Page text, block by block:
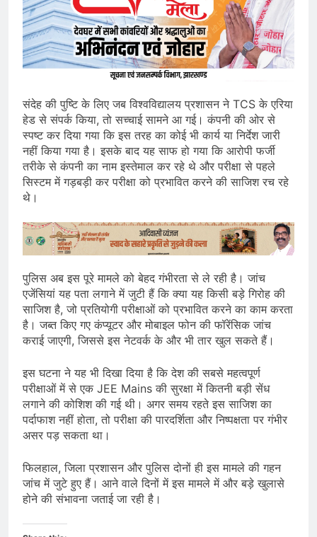
संदेह की पुष्टि के लिए जब विश्वविद्यालय प्रशासन ने TCS के एरिया
हेड से संपर्क किया, तो सच्चाई सामने आ गई। कंपनी की ओर से
स्पष्ट कर दिया गया कि इस तरह का कोई भी कार्य या निर्देश जारी
नहीं किया गया है। इसके बाद यह साफ हो गया कि आरोपी फर्जी
तरीके से कंपनी का नाम इस्तेमाल कर रहे थे और परीक्षा से पहले
सिस्टम में गड़बड़ी कर परीक्षा को प्रभावित करने की साजिश रच रहे
थे।
पुलिस अब इस पूरे मामले को बेहद गंभीरता से ले रही है। जांच
एजेंसियां यह पता लगाने में जुटी हैं कि क्या यह किसी बड़े गिरोह की
साजिश है, जो प्रतियोगी परीक्षाओं को प्रभावित करने का काम करता
है। जब्त किए गए कंप्यूटर और मोबाइल फोन की फॉरेंसिक जांच
कराई जाएगी, जिससे इस नेटवर्क के और भी तार खुल सकते हैं।
इस घटना ने यह भी दिखा दिया है कि देश की सबसे महत्वपूर्ण
परीक्षाओं में से एक JEE Mains की सुरक्षा में कितनी बड़ी सेंध
लगाने की कोशिश की गई थी। अगर समय रहते इस साजिश का
पर्दाफाश नहीं होता, तो परीक्षा की पारदर्शिता और निष्पक्षता पर गंभीर
असर पड़ सकता था।
फिलहाल, जिला प्रशासन और पुलिस दोनों ही इस मामले की गहन
जांच में जुटे हुए हैं। आने वाले दिनों में इस मामले में और बड़े खुलासे
होने की संभावना जताई जा रही है।